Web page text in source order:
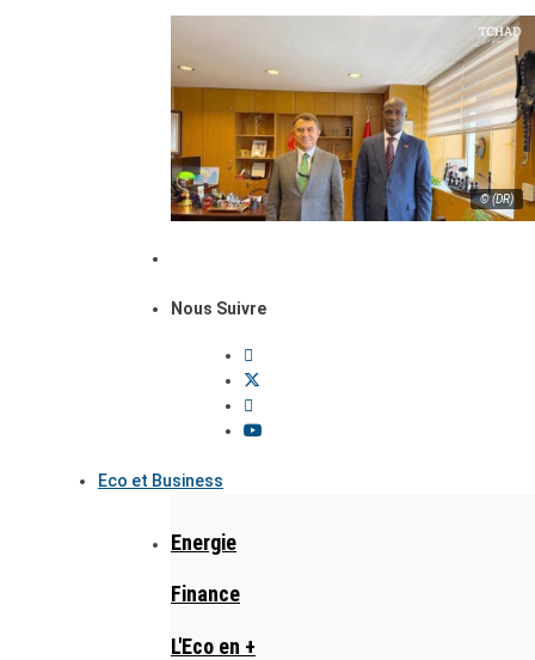
© (DR)
Nous Suivre
Eco et Business
Energie
Finance
L'Eco en +